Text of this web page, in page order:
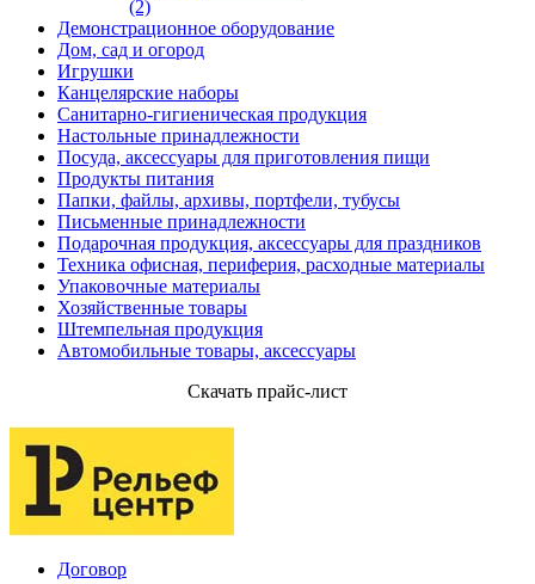
(2)
Демонстрационное оборудование
Дом, сад и огород
Игрушки
Канцелярские наборы
Санитарно-гигиеническая продукция
Настольные принадлежности
Посуда, аксессуары для приготовления пищи
Продукты питания
Папки, файлы, архивы, портфели, тубусы
Письменные принадлежности
Подарочная продукция, аксессуары для праздников
Техника офисная, периферия, расходные материалы
Упаковочные материалы
Хозяйственные товары
Штемпельная продукция
Автомобильные товары, аксессуары
Скачать прайс-лист
Договор